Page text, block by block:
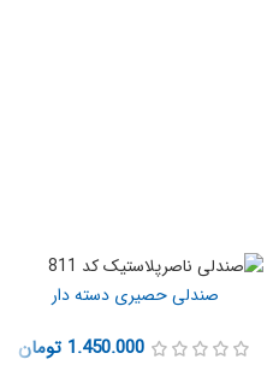
صندلی حصیری دسته دار
1.450.000 تومان